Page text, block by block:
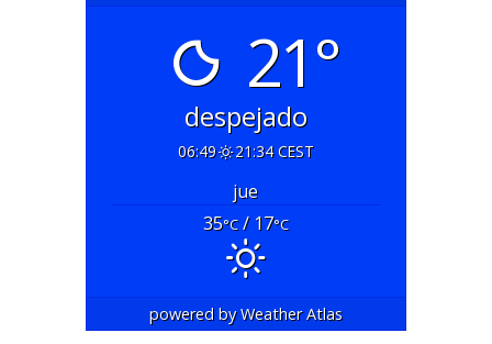
21°
despejado
06:49 21:34 CEST
jue
35°C/ 17°C
powered byWeather Atlas